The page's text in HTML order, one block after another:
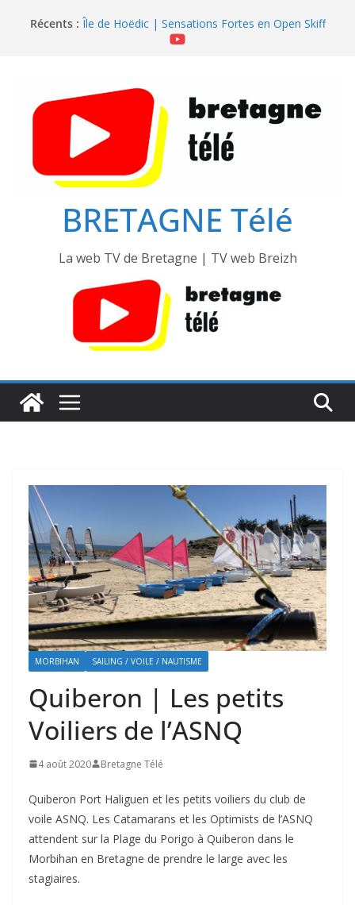
Récents : Île de Hoëdic | Le Sémaphore ouvert au Public
Île de Hoëdic | Sensations Fortes en Open Skiff
Île de Hoëdic | Le Paradis Secret sans Voiture
BRETAGNE Télé
La web TV de Bretagne | TV web Breizh
MORBIHAN SAILING / VOILE / NAUTISME
Quiberon | Les petits
Voiliers de l’ASNQ
4 août 2020 Bretagne Télé
Quiberon Port Haliguen et les petits voiliers du club de
voile ASNQ. Les Catamarans et les Optimists de l’ASNQ
attendent sur la Plage du Porigo à Quiberon dans le
Morbihan en Bretagne de prendre le large avec les
stagiaires.